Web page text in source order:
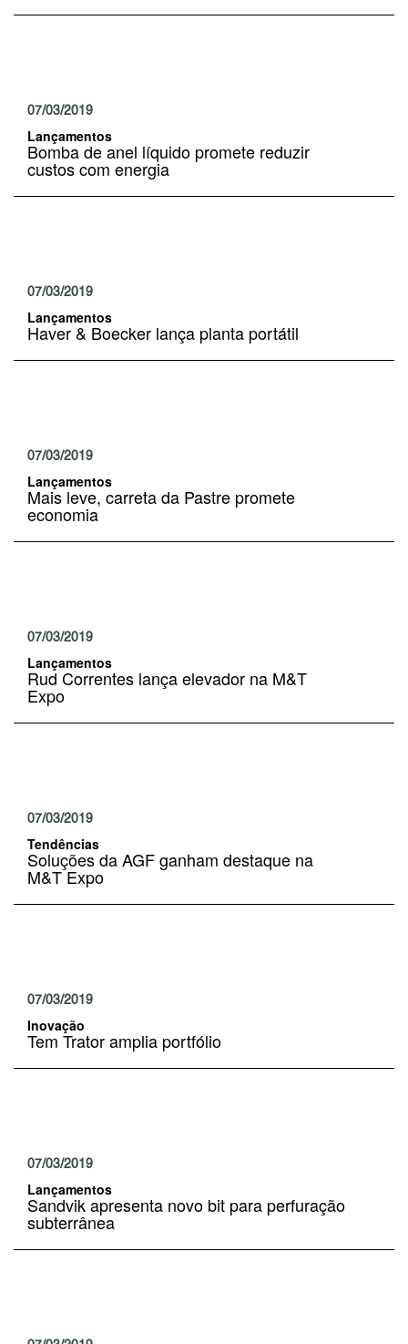
07/03/2019
Lançamentos
Bomba de anel líquido promete reduzir
custos com energia
07/03/2019
Lançamentos
Haver & Boecker lança planta portátil
07/03/2019
Lançamentos
Mais leve, carreta da Pastre promete
economia
07/03/2019
Lançamentos
Rud Correntes lança elevador na M&T
Expo
07/03/2019
Tendências
Soluções da AGF ganham destaque na
M&T Expo
07/03/2019
Inovação
Tem Trator amplia portfólio
07/03/2019
Lançamentos
Sandvik apresenta novo bit para perfuração
subterrânea